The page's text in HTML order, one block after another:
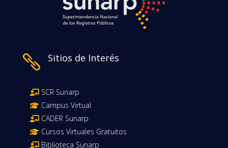
 Sitios de Interés
SCR Sunarp
Campus Virtual
CADER Sunarp
Cursos Virtuales Gratuitos
Biblioteca Sunarp